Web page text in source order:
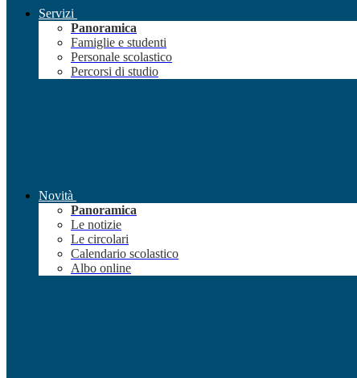
Servizi
Panoramica
Famiglie e studenti
Personale scolastico
Percorsi di studio
Novità
Panoramica
Le notizie
Le circolari
Calendario scolastico
Albo online